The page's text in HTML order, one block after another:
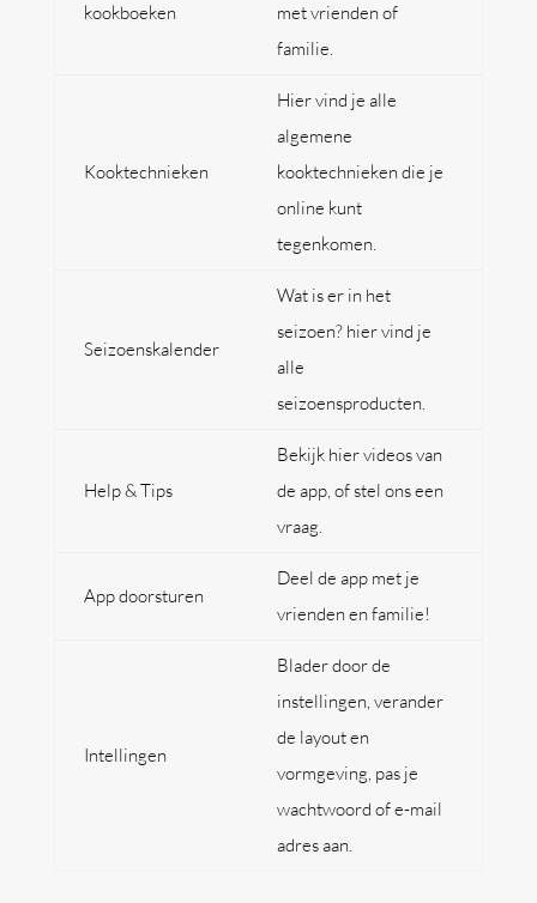
kookboeken
met vrienden of
familie.
Kooktechnieken
Hier vind je alle
algemene
kooktechnieken die je
online kunt
tegenkomen.
Seizoenskalender
Wat is er in het
seizoen? hier vind je
alle
seizoensproducten.
Help & Tips
Bekijk hier videos van
de app, of stel ons een
vraag.
App doorsturen
Deel de app met je
vrienden en familie!
Intellingen
Blader door de
instellingen, verander
de layout en
vormgeving, pas je
wachtwoord of e-mail
adres aan.